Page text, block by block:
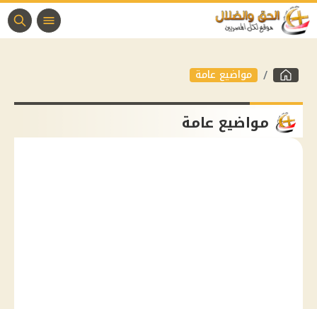
مواضيع عامة
مواضيع عامة